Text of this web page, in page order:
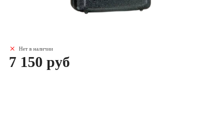
Нет в наличии
7 150 руб